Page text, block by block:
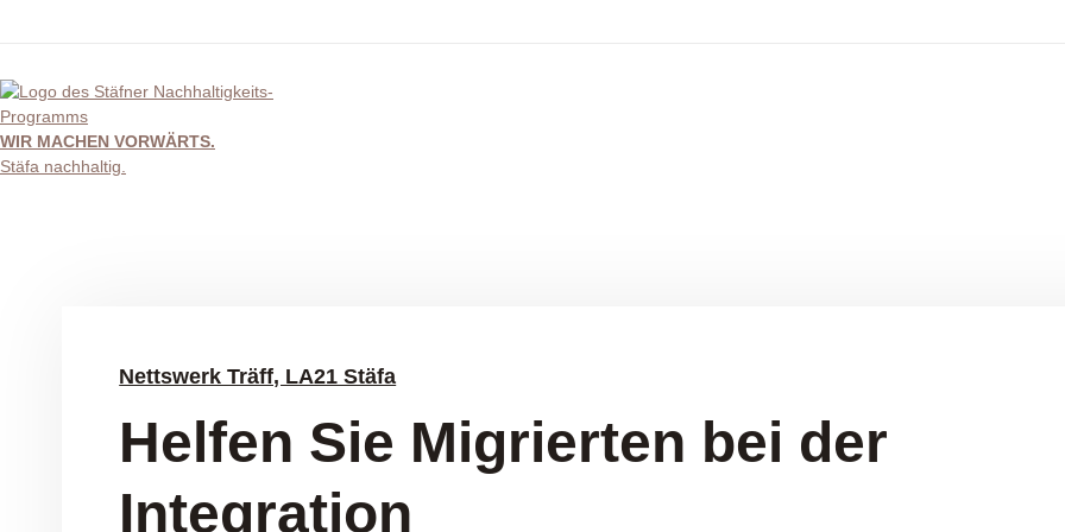
content
WIR MACHEN VORWÄRTS.
Stäfa nachhaltig.
Nettswerk Träff, LA21 Stäfa
Helfen Sie Migrierten bei der
Integration